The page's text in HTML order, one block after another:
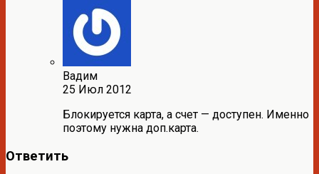
Вадим
25 Июл 2012
Блокируется карта, а счет — доступен. Именно
поэтому нужна доп.карта.
Ответить